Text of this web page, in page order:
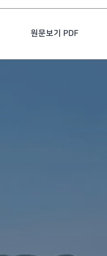
원문보기 PDF